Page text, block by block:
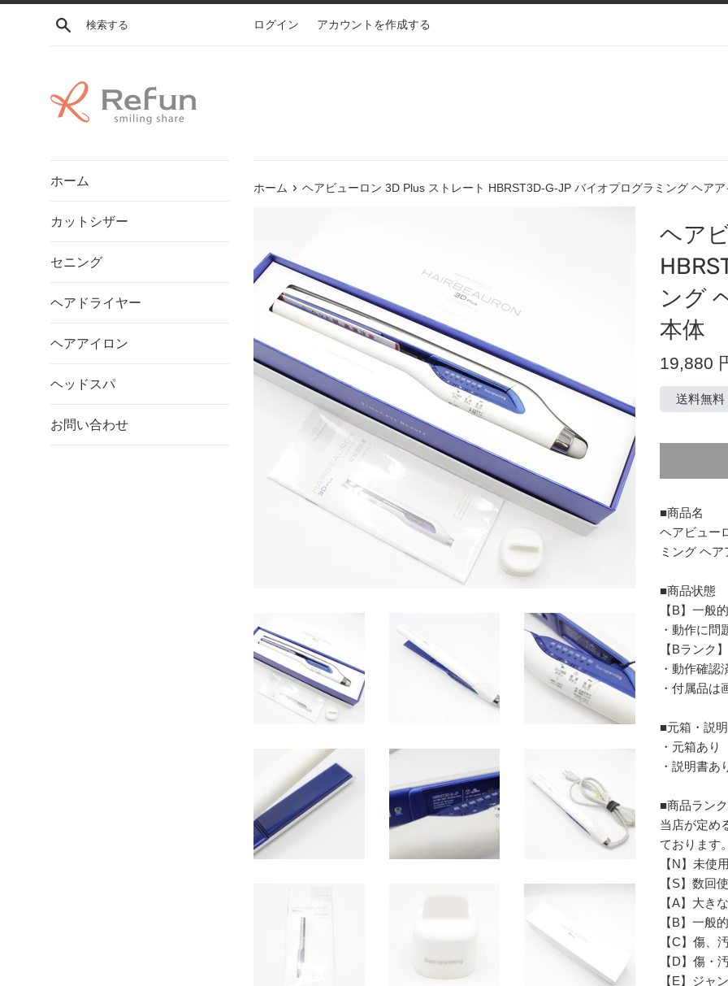
コ
検索する ログイン アカウントを作成する
ホーム
カットシザー
セニング
ヘアドライヤー
ヘアアイロン
ヘッドスパ
お問い合わせ
ホーム › ヘアビューロン 3D Plus ストレート HBRST3D-G-JP バイオプログラミング ヘア
ヘア
ング
本体
通
格
19,880
送料無料
■商品名
ヘアビュー
ミング ヘ
■商品状態
【B】一般
・動作に問
【Bランク
・動作確認
・付属品は
■元箱・説
・元箱あり
・説明書あ
■商品ラン
当店が定め
ております。
【N】未使
【S】数回
【A】大き
【B】一般
【C】傷、
【D】傷・
【E】ジャ